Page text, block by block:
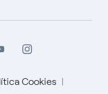
Cookies